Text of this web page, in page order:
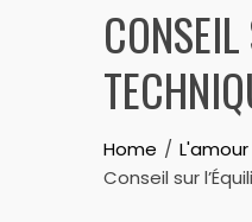
Home
Conseil sur